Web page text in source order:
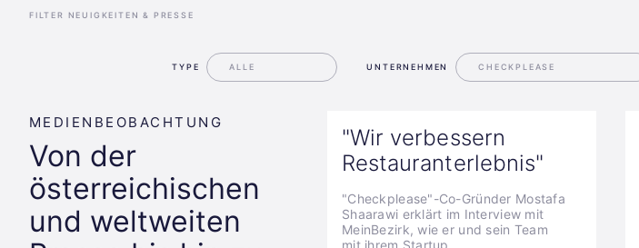
FILTER NEUIGKEITEN & PRESSE
TYPE UNTERNEHMEN
MEDIENBEOBACHTUNG
Von der
österreichischen
und weltweiten
"Wir verbessern
Restauranterlebnis"
"Checkplease"-Co-Gründer Mostafa
Shaarawi erklärt im Interview mit
MeinBezirk, wie er und sein Team
mit ihrem Startup